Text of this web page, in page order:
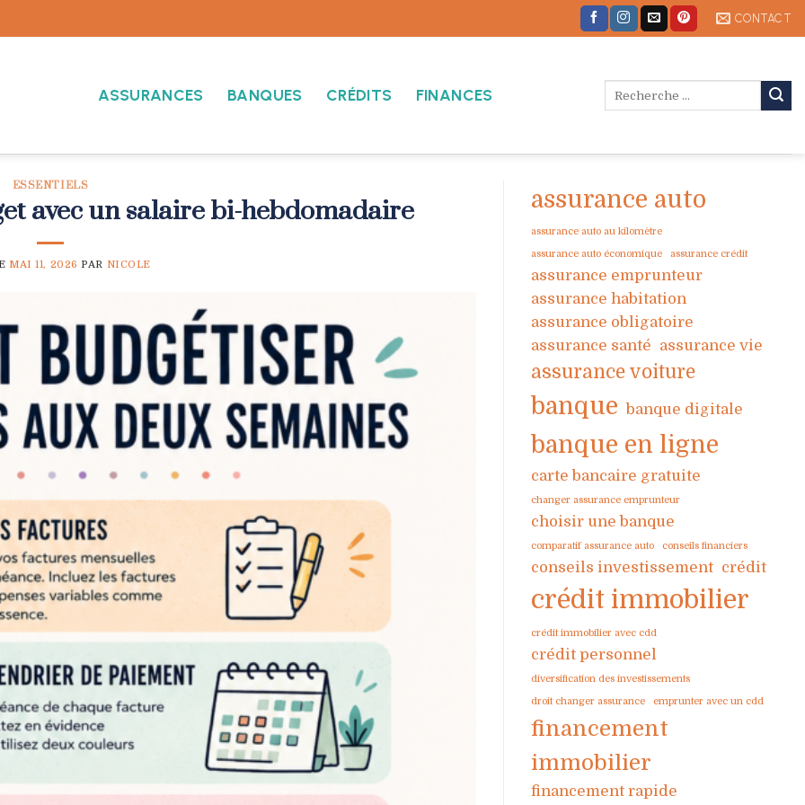
CONTACT
ASSURANCES BANQUES CRÉDITS FINANCES
ESSENTIELS
avec un salaire bi-hebdomadaire
MAI 11, 2026 PAR NICOLE
assurance auto
assurance auto au kilomètre
assurance auto économique
assurance crédit
assurance emprunteur
assurance habitation
assurance obligatoire
assurance santé assurance vie
assurance voiture
banque banque digitale
banque en ligne
carte bancaire gratuite
changer assurance emprunteur
choisir une banque
comparatif assurance auto conseils financiers
conseils investissement crédit
crédit immobilier
crédit immobilier avec cdd
crédit personnel
diversification des investissements
droit changer assurance
emprunter avec un cdd
financement
immobilier
financement rapide